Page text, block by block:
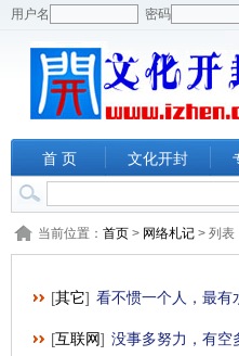
用户名 密码
首 页 文化开封
当前位置： 首页 > 网络札记 > 列表
[其它] 看不惯一个人，最有
[互联网] 没事多努力，有空